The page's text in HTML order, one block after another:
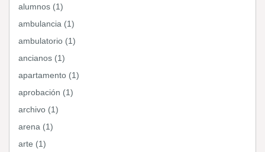
alumnos (1)
ambulancia (1)
ambulatorio (1)
ancianos (1)
apartamento (1)
aprobación (1)
archivo (1)
arena (1)
arte (1)